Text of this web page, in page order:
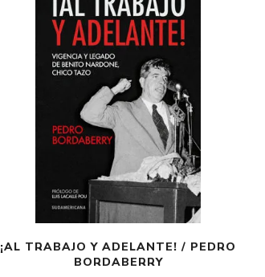
¡AL TRABAJO Y ADELANTE! / PEDRO
BORDABERRY